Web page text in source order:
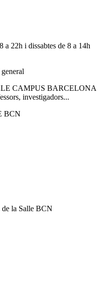
a 22h i dissabtes de 8 a 14h
CAMPUS BARCELONA
investigadors...
BCN
de la Salle BCN